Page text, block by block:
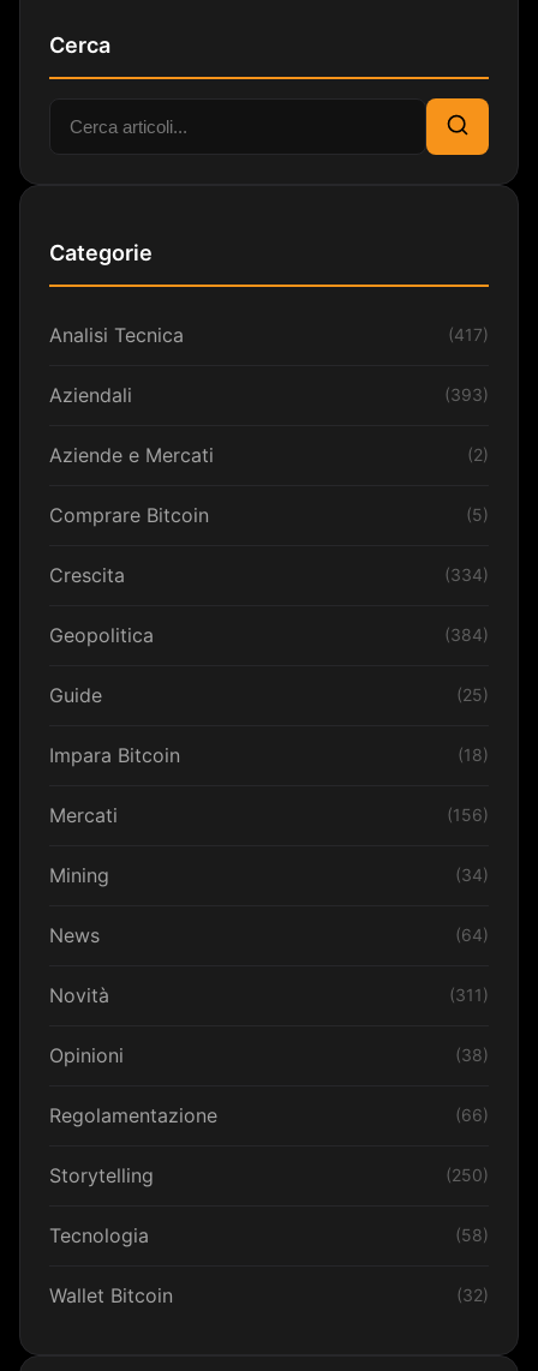
Cerca
Cerca:
Cerca
Categorie
Analisi Tecnica (417)
Aziendali (393)
Aziende e Mercati (2)
Comprare Bitcoin (5)
Crescita (334)
Geopolitica (384)
Guide (25)
Impara Bitcoin (18)
Mercati (156)
Mining (34)
News (64)
Novità (311)
Opinioni (38)
Regolamentazione (66)
Storytelling (250)
Tecnologia (58)
Wallet Bitcoin (32)